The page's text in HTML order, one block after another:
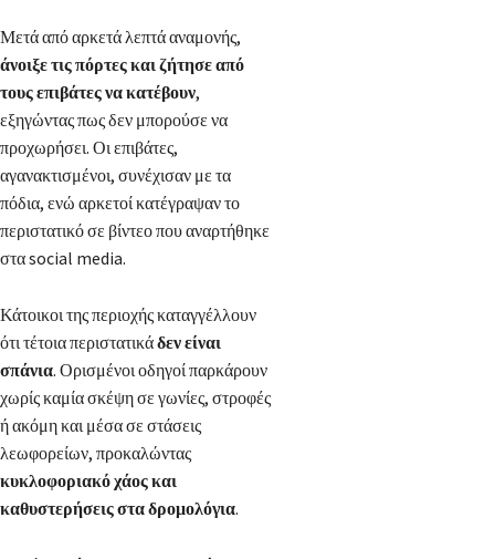
Μετά από αρκετά λεπτά αναμονής,
άνοιξε τις πόρτες και ζήτησε από
τους επιβάτες να κατέβουν,
εξηγώντας πως δεν μπορούσε να
προχωρήσει. Οι επιβάτες,
αγανακτισμένοι, συνέχισαν με τα
πόδια, ενώ αρκετοί κατέγραψαν το
περιστατικό σε βίντεο που αναρτήθηκε
στα social media.
Κάτοικοι της περιοχής καταγγέλλουν
ότι τέτοια περιστατικάδεν είναι
σπάνια. Ορισμένοι οδηγοί παρκάρουν
χωρίς καμία σκέψη σε γωνίες, στροφές
ή ακόμη και μέσα σε στάσεις
λεωφορείων, προκαλώντας
κυκλοφοριακό χάος και
καθυστερήσεις στα δρομολόγια.